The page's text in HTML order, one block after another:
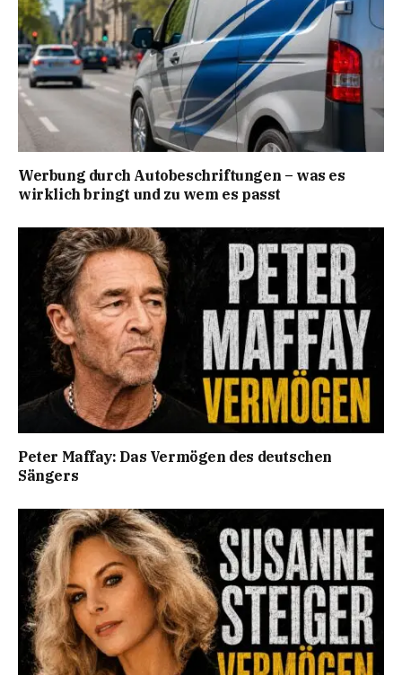
Werbung durch Autobeschriftungen – was es
wirklich bringt und zu wem es passt
Peter Maffay: Das Vermögen des deutschen
Sängers